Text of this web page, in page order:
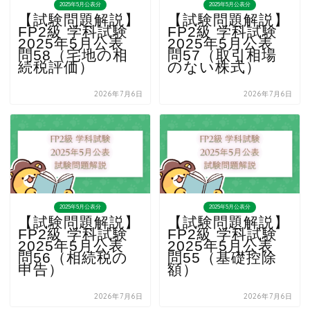
2025年5月公表分
【試験問題解説】
FP2級 学科試験
2025年5月公表
問58（宅地の相
続税評価）
2026年7月6日
2025年5月公表分
【試験問題解説】
FP2級 学科試験
2025年5月公表
問57（取引相場
のない株式）
2026年7月6日
2025年5月公表分
【試験問題解説】
FP2級 学科試験
2025年5月公表
問56（相続税の
申告）
2026年7月6日
2025年5月公表分
【試験問題解説】
FP2級 学科試験
2025年5月公表
問55（基礎控除
額）
2026年7月6日